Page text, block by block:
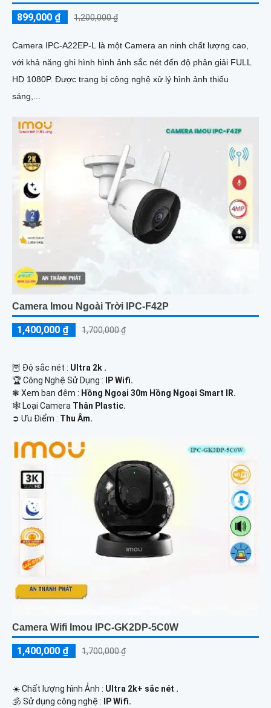
899,000 ₫ 1,200,000 ₫
Camera IPC-A22EP-L là một Camera an ninh chất lượng cao,
với khả năng ghi hình hình ảnh sắc nét đến độ phân giải FULL
HD 1080P. Được trang bị công nghệ xử lý hình ảnh thiếu
sáng,...
Camera Imou Ngoài Trời IPC-F42P
1,400,000 ₫ 1,700,000 ₫
🦉 Độ sắc nét : Ultra 2k .
🏆 Công Nghệ Sử Dụng :
IP Wifi.
❃ Xem ban đêm : Hồng Ngoại 30m Hồng Ngoại Smart IR.
🕸️ Loại Camera Thân Plastic.
️➲ Ưu Điểm : Thu Âm.
Camera Wifi Imou IPC-GK2DP-5C0W
1,400,000 ₫ 1,700,000 ₫
☀️ Chất lượng hình Ảnh : Ultra 2k+ sắc nét .
🕉️ Sử dụng công nghệ : IP Wifi.